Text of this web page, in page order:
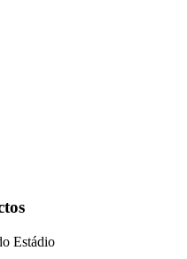
Estádio